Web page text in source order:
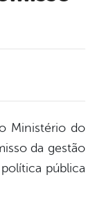
Ministério do
da gestão
pública